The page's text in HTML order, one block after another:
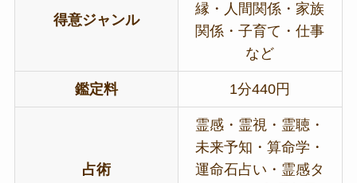
得意ジャンル
縁・人間関係・家族
関係・子育て・仕事
など
鑑定料 1分440円
占術
霊感・霊視・霊聴・
未来予知・算命学・
運命石占い・霊感タ